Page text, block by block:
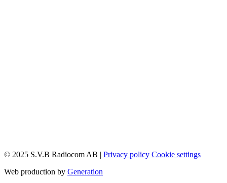
© 2025 S.V.B Radiocom AB | Privacy policy Cookie settings
Web production by Generation